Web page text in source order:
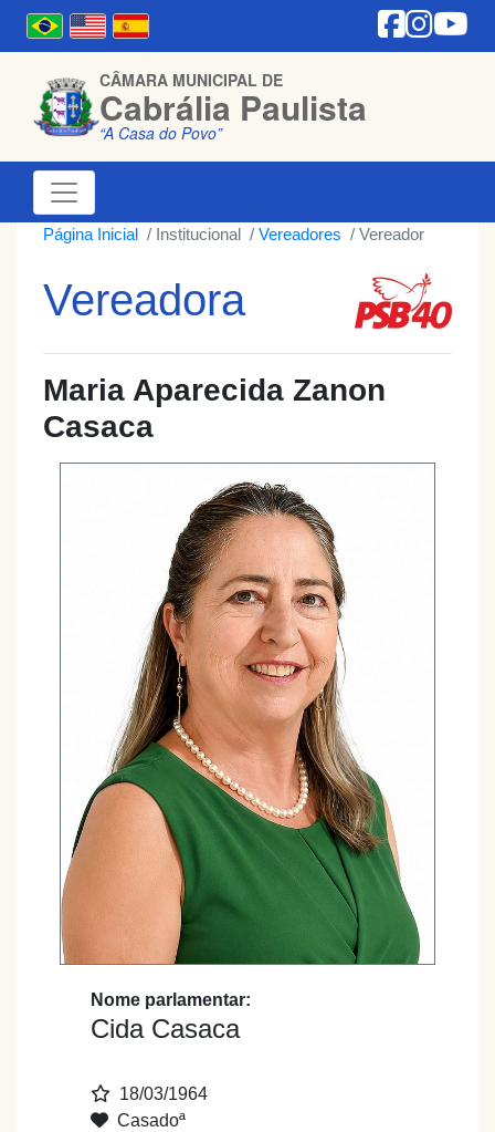
CÂMARA MUNICIPAL DE
Cabrália Paulista
“A Casa do Povo”
Página Inicial Institucional Vereadores Vereador
Vereadora
Maria Aparecida Zanon
Casaca
Nome parlamentar:
Cida Casaca
18/03/1964
Casadoª